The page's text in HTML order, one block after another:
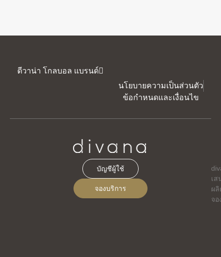
ดีวาน่า โกลบอล แบรนด์
นโยบายความเป็นส่วนตัว
ข้อกำหนดและเงื่อนไข
บัญชีผู้ใช้
จองบริการ
เส
ผ
จ